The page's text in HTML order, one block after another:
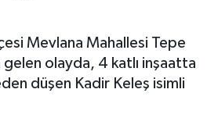
Mevlana Mahallesi Tepe
olayda, 4 katlı inşaatta
düşen Kadir Keleş isimli
ve Fikstür